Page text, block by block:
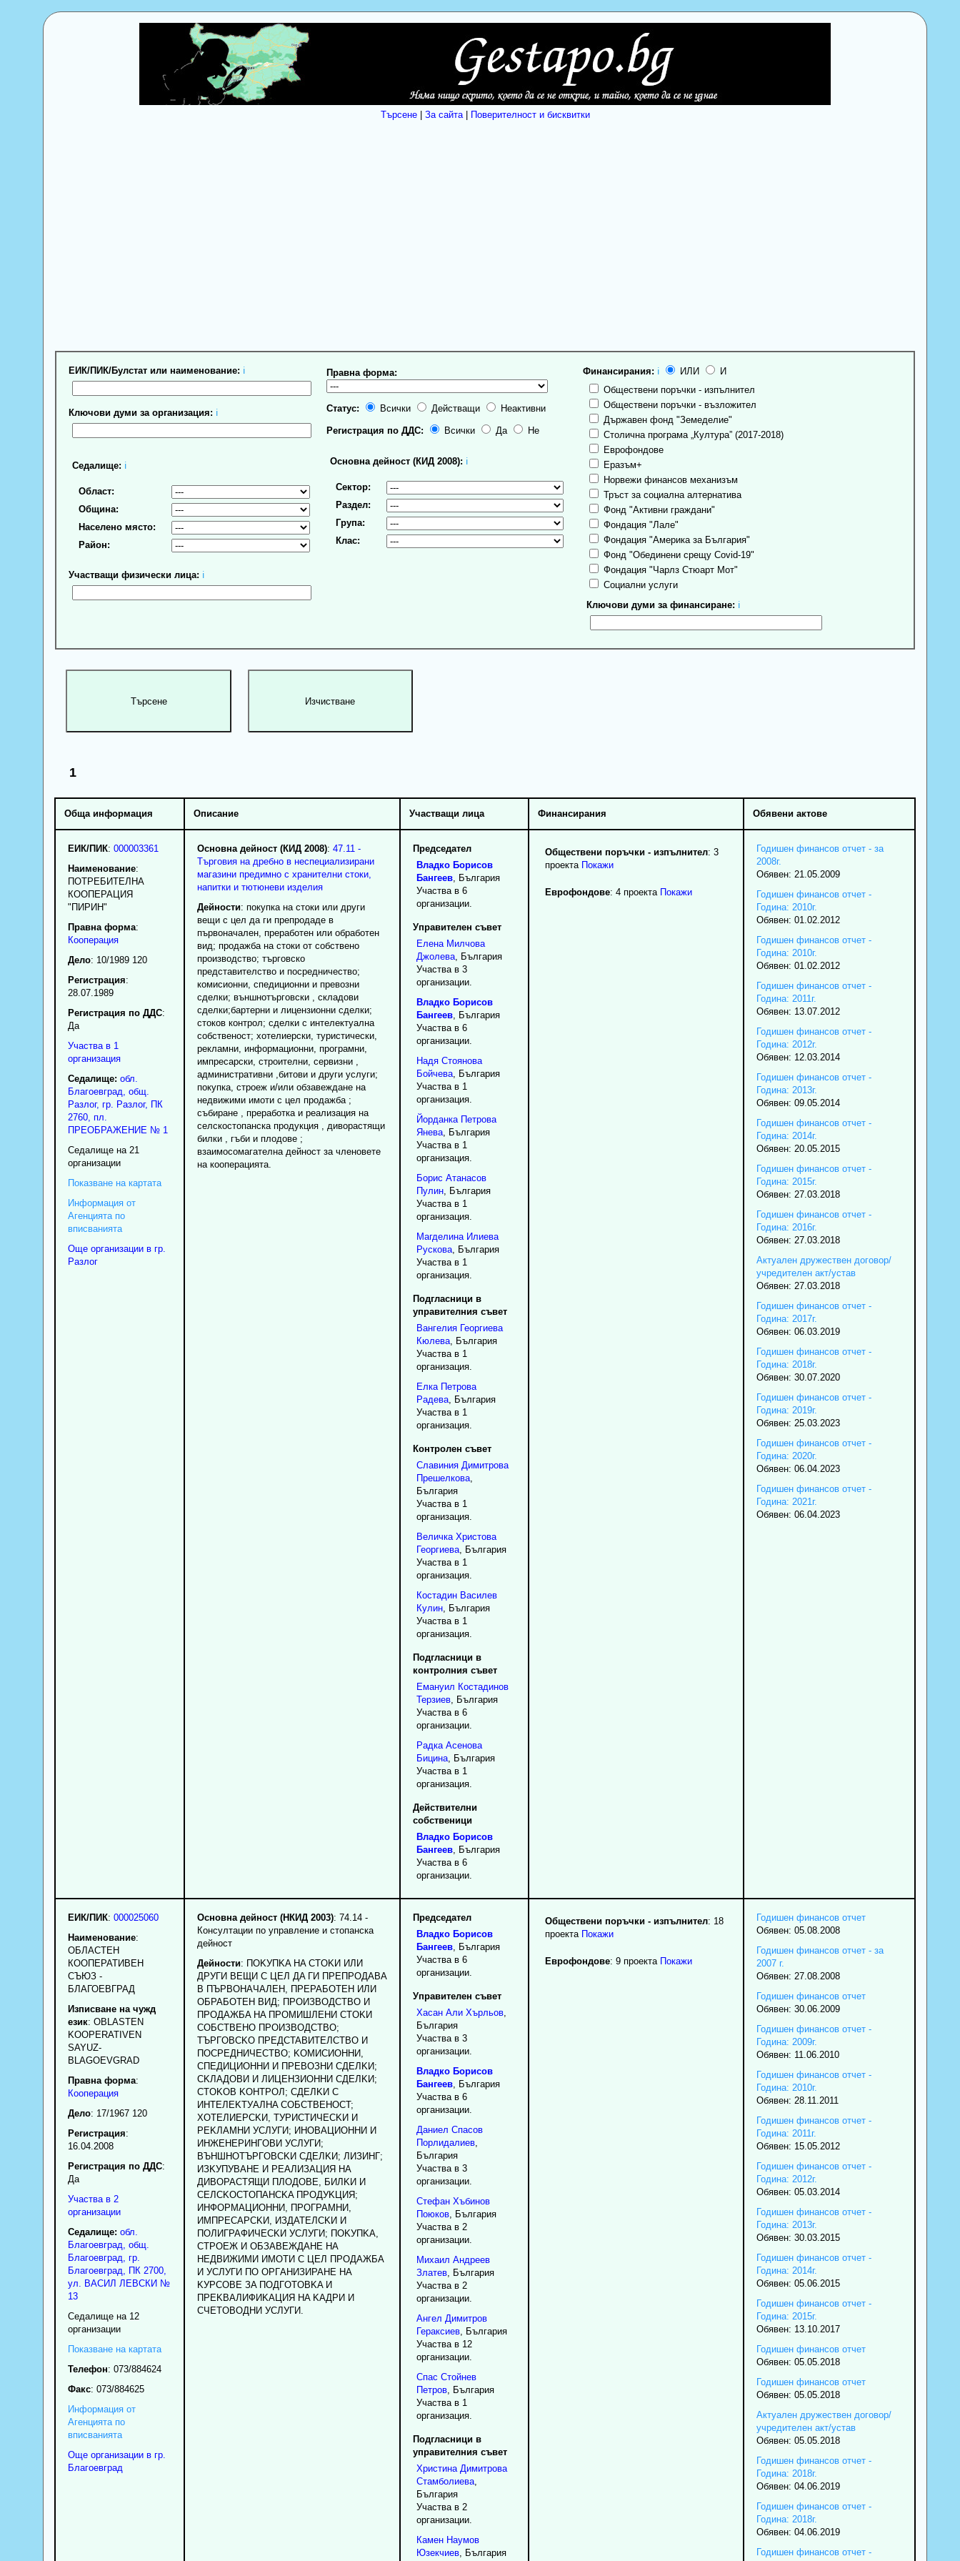
Търсене| За сайта| Поверителност и бисквитки
ЕИК/ПИК/Булстат или наименование: ℹ
Ключови думи за организация: ℹ
Седалище: ℹ
Област:
Община:
Населено място:
Район:
Участващи физически лица: ℹ
Правна форма:
Статус: Всички Действащи Неактивни
Регистрация по ДДС: Всички Да Не
Основна дейност (КИД 2008): ℹ
Сектор:
Раздел:
Група:
Клас:
Финансирания: ℹ ИЛИ
И
Обществени поръчки - изпълнител
Обществени поръчки - възложител
Държавен фонд "Земеделие"
Столична програма „Култура” (2017-2018)
Еврофондове
Еразъм+
Норвежи финансов механизъм
Тръст за социална алтернатива
Фонд "Активни граждани"
Фондация "Лале"
Фондация "Америка за България"
Фонд "Обединени срещу Covid-19"
Фондация "Чарлз Стюарт Мот"
Социални услуги
Ключови думи за финансиране: ℹ
1
Обща информация Описание Участващи лица Финансирания Обявени актове
ЕИК/ПИК: 000003361
Наименование:
ПОТРЕБИТЕЛНА
КООПЕРАЦИЯ
"ПИРИН"
Правна форма:
Кооперация
Дело: 10/1989 120
Регистрация:
28.07.1989
Регистрация по ДДС:
Да
Участва в 1
организация
Седалище: обл.
Благоевград общ.
Разлог, гр. Разлог, ПК
2760, пл.
ПРЕОБРАЖЕНИЕ № 1
Седалище на 21
организации
Показване на картата
Информация от
Агенцията по
вписванията
Още организации в гр.
Разлог
Основна дейност (КИД 2008): 47.11 -
Търговия на дребно в неспециализирани
магазини предимно с хранителни стоки,
напитки и тютюневи изделия
Дейности: покупка на стоки или други
вещи с цел да ги препродаде в
първоначален, преработен или обработен
вид; продажба на стоки от собствено
производство; търговско
представителство и посредничество;
комисионни, спедиционни и превозни
сделки; външнотърговски , складови
сделки;бартерни и лицензионни сделки;
стоков контрол; сделки с интелектуална
собственост; хотелиерски, туристически,
рекламни, информационни, програмни,
импресарски, строителни, сервизни ,
административни ,битови и други услуги;
покупка, строеж и/или обзавеждане на
недвижими имоти с цел продажба ;
събиране , преработка и реализация на
селскостопанска продукция , диворастящи
билки , гъби и плодове ;
взаимосомагателна дейност за членовете
на кооперацията.
Председател
Владко Борисов
Бангеев, България
Участва в 6
организации.
Управителен съвет
Елена Милчова
Джолева, България
Участва в 3
организации.
Владко Борисов
Бангеев, България
Участва в 6
организации.
Надя Стоянова
Бойчева, България
Участва в 1
организация.
Йорданка Петрова
Янева, България
Участва в 1
организация.
Борис Атанасов
Пулин, България
Участва в 1
организация.
Магделина Илиева
Рускова, България
Участва в 1
организация.
Подгласници в
управителния съвет
Вангелия Георгиева
Кюлева, България
Участва в 1
организация.
Елка Петрова
Радева, България
Участва в 1
организация.
Контролен съвет
Славиния Димитрова
Прешелкова,
България
Участва в 1
организация.
Величка Христова
Георгиева, България
Участва в 1
организация.
Костадин Василев
Кулин, България
Участва в 1
организация.
Подгласници в
контролния съвет
Емануил Костадинов
Терзиев, България
Участва в 6
организации.
Радка Асенова
Бицина, България
Участва в 1
организация.
Действителни
собственици
Владко Борисов
Бангеев, България
Участва в 6
организации.
Обществени поръчки - изпълнител: 3
проекта Покажи
Еврофондове: 4 проекта Покажи
Годишен финансов отчет - за
2008г.
Обявен: 21.05.2009
Годишен финансов отчет -
Година: 2010г.
Обявен: 01.02.2012
Годишен финансов отчет -
Година: 2010г.
Обявен: 01.02.2012
Годишен финансов отчет -
Година: 2011г.
Обявен: 13.07.2012
Годишен финансов отчет -
Година: 2012г.
Обявен: 12.03.2014
Годишен финансов отчет -
Година: 2013г.
Обявен: 09.05.2014
Годишен финансов отчет -
Година: 2014г.
Обявен: 20.05.2015
Годишен финансов отчет -
Година: 2015г.
Обявен: 27.03.2018
Годишен финансов отчет -
Година: 2016г.
Обявен: 27.03.2018
Актуален дружествен договор/
учредителен акт/устав
Обявен: 27.03.2018
Годишен финансов отчет -
Година: 2017г.
Обявен: 06.03.2019
Годишен финансов отчет -
Година: 2018г.
Обявен: 30.07.2020
Годишен финансов отчет -
Година: 2019г.
Обявен: 25.03.2023
Годишен финансов отчет -
Година: 2020г.
Обявен: 06.04.2023
Годишен финансов отчет -
Година: 2021г.
Обявен: 06.04.2023
ЕИК/ПИК: 000025060
Наименование:
ОБЛАСТЕН
КООПЕРАТИВЕН
СЪЮЗ -
БЛАГОЕВГРАД
Изписване на чужд
език: OBLASTEN
KOOPERATIVEN
SAYUZ-
BLAGOEVGRAD
Правна форма:
Кооперация
Дело: 17/1967 120
Регистрация:
16.04.2008
Регистрация по ДДС:
Да
Участва в 2
организации
Седалище: обл.
Благоевград общ.
Благоевград гр.
Благоевград , ПК 2700,
ул. ВАСИЛ ЛЕВСКИ №
13
Седалище на 12
организации
Показване на картата
Телефон: 073/884624
Факс: 073/884625
Информация от
Агенцията по
вписванията
Още организации в гр.
Благоевград
Основна дейност (НКИД 2003): 74.14 -
Консултации по управление и стопанска
дейност
Дейности: ПOKУПKA HA CTOKИ ИЛИ
ДPУГИ BEЩИ C ЦEЛ ДA ГИ ПPEПPOДABA
B ПЪPBOHAЧAЛEH, ПPEPAБOTEH ИЛИ
OБPAБOTEH BИД; ПPOИЗBOДCTBO И
ПPOДAЖБA HA ПPOMИШЛEHИ CTOKИ
COБCTBEHO ПPOИЗBOДCTBO;
TЪPГOBCKO ПPEДCTABИTEЛCTBO И
ПOCPEДHИЧECTBO; KOMИCИOHHИ,
CПEДИЦИOHHИ И ПPEBOЗHИ CДEЛKИ;
CKЛAДOBИ И ЛИЦEHЗИOHHИ CДEЛKИ;
CTOKOB KOHTPOЛ; CДEЛKИ C
ИHTEЛEKTУAЛHA COБCTBEHOCT;
XOTEЛИEPCKИ, TУPИCTИЧECKИ И
PEKЛAMHИ УCЛУГИ; ИHOBAЦИOHHИ И
ИHЖEHEPИHГOBИ УCЛУГИ;
BЪHШHOTЪPГOBCKИ CДEЛKИ; ЛИЗИHГ;
ИЗKУПУBAHE И PEAЛИЗAЦИЯ HA
ДИBOPACTЯЩИ ПЛOДOBE, БИЛKИ И
CEЛCKOCTOПAHCKA ПPOДУKЦИЯ;
ИHФOPMAЦИOHHИ, ПPOГPAMHИ,
ИMПPECAPCKИ, ИЗДATEЛCKИ И
ПOЛИГPAФИЧECKИ УCЛУГИ; ПOKУПKA,
CTPOEЖ И OБЗABEЖДAHE HA
HEДBИЖИMИ ИMOTИ C ЦEЛ ПPOДAЖБA
И УCЛУГИ ПO OPГAHИЗИPAHE HA
KУPCOBE ЗA ПOДГOTOBKA И
ПPEKBAЛИФИKAЦИЯ HA KAДPИ И
CЧETOBOДHИ УCЛУГИ.
Председател
Владко Борисов
Бангеев, България
Участва в 6
организации.
Управителен съвет
Хасан Али Хърльов,
България
Участва в 3
организации.
Владко Борисов
Бангеев, България
Участва в 6
организации.
Даниел Спасов
Порлидалиев,
България
Участва в 3
организации.
Стефан Хъбинов
Поюков, България
Участва в 2
организации.
Михаил Андреев
Златев, България
Участва в 2
организации.
Ангел Димитров
Гераксиев, България
Участва в 12
организации.
Спас Стойнев
Петров, България
Участва в 1
организация.
Подгласници в
управителния съвет
Христина Димитрова
Стамболиева,
България
Участва в 2
организации.
Камен Наумов
Юзекчиев, България
Обществени поръчки - изпълнител: 18
проекта Покажи
Еврофондове: 9 проекта Покажи
Годишен финансов отчет
Обявен: 05.08.2008
Годишен финансов отчет - за
2007 г.
Обявен: 27.08.2008
Годишен финансов отчет
Обявен: 30.06.2009
Годишен финансов отчет -
Година: 2009г.
Обявен: 11.06.2010
Годишен финансов отчет -
Година: 2010г.
Обявен: 28.11.2011
Годишен финансов отчет -
Година: 2011г.
Обявен: 15.05.2012
Годишен финансов отчет -
Година: 2012г.
Обявен: 05.03.2014
Годишен финансов отчет -
Година: 2013г.
Обявен: 30.03.2015
Годишен финансов отчет -
Година: 2014г.
Обявен: 05.06.2015
Годишен финансов отчет -
Година: 2015г.
Обявен: 13.10.2017
Годишен финансов отчет
Обявен: 05.05.2018
Годишен финансов отчет
Обявен: 05.05.2018
Актуален дружествен договор/
учредителен акт/устав
Обявен: 05.05.2018
Годишен финансов отчет -
Година: 2018г.
Обявен: 04.06.2019
Годишен финансов отчет -
Година: 2018г.
Обявен: 04.06.2019
Годишен финансов отчет -